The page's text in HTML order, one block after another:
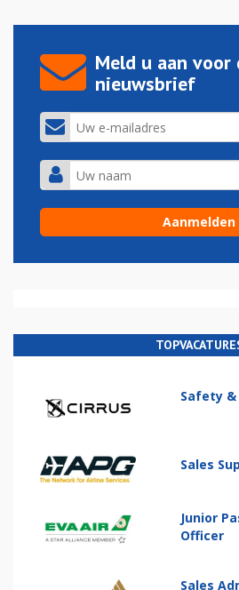
Meld u aan voor
nieuwsbrief
Safety
Sales
Junior
Officer
Sales